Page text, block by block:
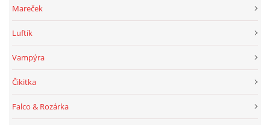
Mareček
Luftík
Vampýra
Čikitka
Falco & Rozárka